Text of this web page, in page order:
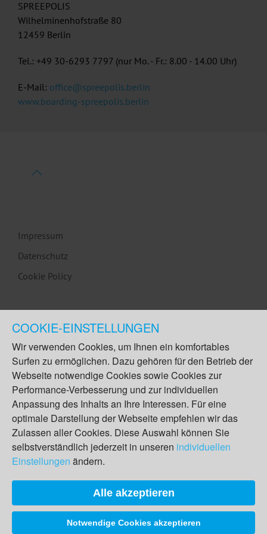
SPREEPOLIS
Wilhelminenhofstraße 80
12459 Berlin
Tel.: +49 30-6293 7797 (nur Mo. - Fr.: 8.00 - 14.00 Uhr)
E-Mail: office@spreepolis.berlin
www.boarding-spreepolis.berlin
Impressum
Datenschutz
Cookie Policy
COOKIE-EINSTELLUNGEN
Wir verwenden Cookies, um Ihnen ein komfortables
Surfen zu ermöglichen. Dazu gehören für den Betrieb der
Webseite notwendige Cookies sowie Cookies zur
Performance-Verbesserung und zur individuellen
Anpassung des Inhalts an Ihre Interessen. Für eine
optimale Darstellung der Webseite empfehlen wir das
Zulassen aller Cookies. Diese Auswahl können Sie
selbstverständlich jederzeit in unseren individuellen
Einstellungen ändern.
Alle akzeptieren
Notwendige Cookies akzeptieren